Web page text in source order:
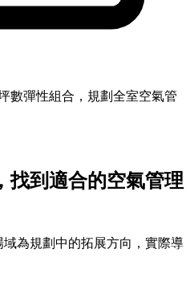
數彈性組合，規劃全室空氣管
找到適合的空氣管理
為規劃中的拓展方向，實際導